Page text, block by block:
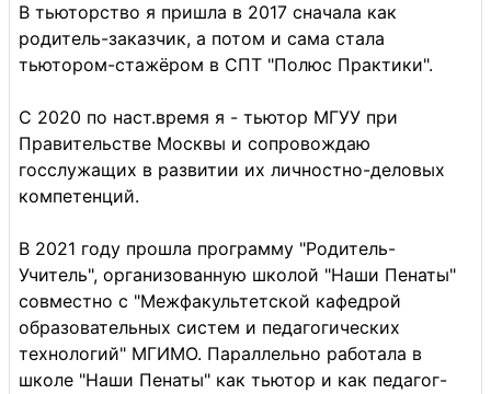
В тьюторство я пришла в 2017 сначала как
родитель-заказчик, а потом и сама стала
тьютором-стажёром в СПТ "Полюс Практики".
С 2020 по наст.время я - тьютор МГУУ при
Правительстве Москвы и сопровождаю
госслужащих в развитии их личностно-деловых
компетенций.
В 2021 году прошла программу "Родитель-
Учитель", организованную школой "Наши Пенаты"
совместно с "Межфакультетской кафедрой
образовательных систем и педагогических
технологий" МГИМО. Параллельно работала в
школе "Наши Пенаты" как тьютор и как педагог-